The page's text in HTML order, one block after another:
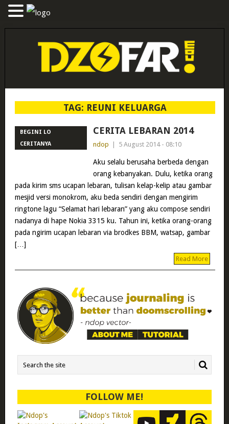
TAG: REUNI KELUARGA
BEGINI LO
CERITANYA
CERITA LEBARAN 2014
ndop 5 August 2014 - 08:10
Aku selalu berusaha berbeda dengan
orang kebanyakan. Dulu, ketika orang
pada kirim sms ucapan lebaran, tulisan kelap-kelip atau gambar
mesjid versi monokrom, aku beda sendiri dengan mengirim
ringtone lagu “Selamat hari lebaran” yang aku compose sendiri
nadanya di hape Nokia 3315 ku. Tahun ini, ketika orang-orang
pada ngirim ucapan lebaran via brodkes BBM, watsap, gambar
[…]
Read More
FOLLOW ME!